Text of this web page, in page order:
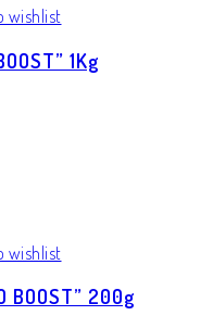
wishlist
1Kg
wishlist
BOOST” 200g